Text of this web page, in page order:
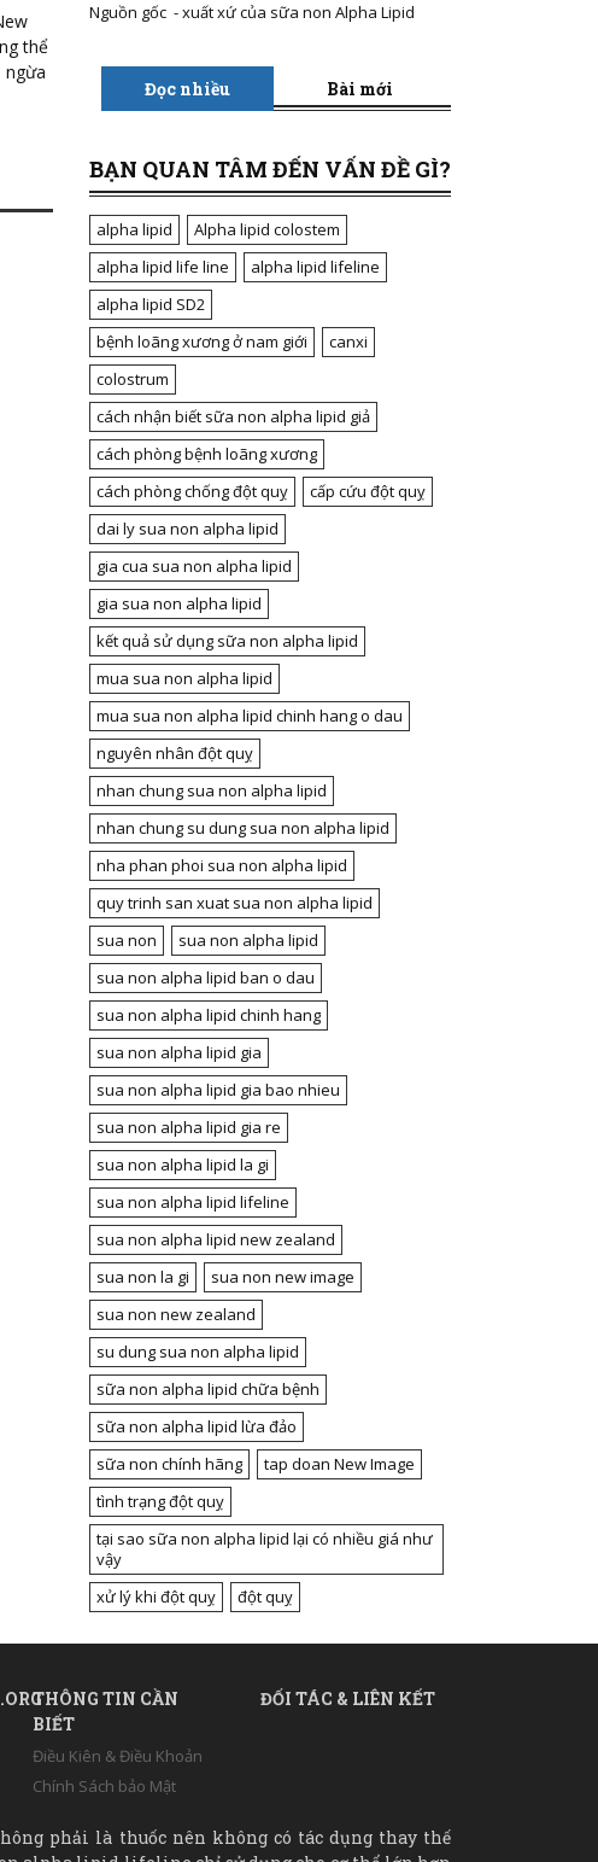
thể
ngừa
Nguồn gốc - xuất xứ của sữa non Alpha Lipid
Đọc nhiều Bài mới
BẠN QUAN TÂM ĐẾN VẤN ĐỀ GÌ?
alpha lipid
Alpha lipid colostem
alpha lipid life line
alpha lipid lifeline
alpha lipid SD2
bệnh loãng xương ở nam giới
canxi
colostrum
cách nhận biết sữa non alpha lipid giả
cách phòng bệnh loãng xương
cách phòng chống đột quỵ
cấp cứu đột quỵ
dai ly sua non alpha lipid
gia cua sua non alpha lipid
gia sua non alpha lipid
kết quả sử dụng sữa non alpha lipid
mua sua non alpha lipid
mua sua non alpha lipid chinh hang o dau
nguyên nhân đột quỵ
nhan chung sua non alpha lipid
nhan chung su dung sua non alpha lipid
nha phan phoi sua non alpha lipid
quy trinh san xuat sua non alpha lipid
sua non
sua non alpha lipid
sua non alpha lipid ban o dau
sua non alpha lipid chinh hang
sua non alpha lipid gia
sua non alpha lipid gia bao nhieu
sua non alpha lipid gia re
sua non alpha lipid la gi
sua non alpha lipid lifeline
sua non alpha lipid new zealand
sua non la gi
sua non new image
sua non new zealand
su dung sua non alpha lipid
sữa non alpha lipid chữa bệnh
sữa non alpha lipid lừa đảo
sữa non chính hãng
tap doan New Image
tình trạng đột quỵ
tại sao sữa non alpha lipid lại có nhiều giá như
vậy
xử lý khi đột quỵ
đột quỵ
THÔNG TIN CẦN
BIẾT
Điều Kiên & Điều Khoản
Chính Sách bảo Mật
ĐỐI TÁC & LIÊN KẾT
phải là thuốc nên không có tác dụng thay thế